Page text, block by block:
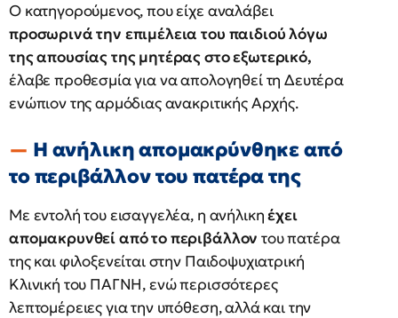
Ο κατηγορούμενος, που είχε αναλάβει
προσωρινά την επιμέλεια του παιδιού λόγω
της απουσίας της μητέρας στο εξωτερικό,
έλαβε προθεσμία για να απολογηθεί τη Δευτέρα
ενώπιον της αρμόδιας ανακριτικής Αρχής.
Η ανήλικη απομακρύνθηκε από
το περιβάλλον του πατέρα της
Με εντολή του εισαγγελέα, η ανήλικηέχει
απομακρυνθεί από το περιβάλλον του πατέρα
της και φιλοξενείται στην Παιδοψυχιατρική
Κλινική του ΠΑΓΝΗ, ενώ περισσότερες
λεπτομέρειες για την υπόθεση, αλλά και την